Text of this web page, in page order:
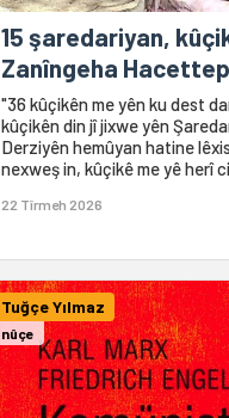
15 şaredariyan,
Zanîngeha
"36 kûçikên me yên ku dest
kûçikên din jî jixwe yên
Derziyên hemûyan hatine
nexweş in, kûçikê me yê herî
22 Tîrmeh 2026
Tuğçe Yılmaz
nûçe